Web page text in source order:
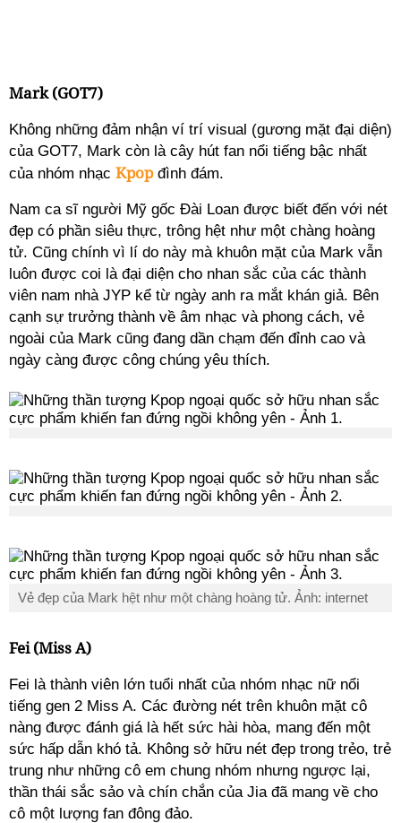
Mark (GOT7)
Không những đảm nhận ví trí visual (gương mặt đại diện)
của GOT7, Mark còn là cây hút fan nổi tiếng bậc nhất
của nhóm nhạc Kpopđình đám.
Nam ca sĩ người Mỹ gốc Đài Loan được biết đến với nét
đẹp có phần siêu thực, trông hệt như một chàng hoàng
tử. Cũng chính vì lí do này mà khuôn mặt của Mark vẫn
luôn được coi là đại diện cho nhan sắc của các thành
viên nam nhà JYP kể từ ngày anh ra mắt khán giả. Bên
cạnh sự trưởng thành về âm nhạc và phong cách, vẻ
ngoài của Mark cũng đang dần chạm đến đỉnh cao và
ngày càng được công chúng yêu thích.
Vẻ đẹp của Mark hệt như một chàng hoàng tử. Ảnh: internet
Fei (Miss A)
Fei là thành viên lớn tuổi nhất của nhóm nhạc nữ nổi
tiếng gen 2 Miss A. Các đường nét trên khuôn mặt cô
nàng được đánh giá là hết sức hài hòa, mang đến một
sức hấp dẫn khó tả. Không sở hữu nét đẹp trong trẻo, trẻ
trung như những cô em chung nhóm nhưng ngược lại,
thần thái sắc sảo và chín chắn của Jia đã mang về cho
cô một lượng fan đông đảo.